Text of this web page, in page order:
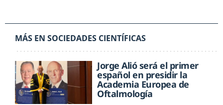
MÁS EN SOCIEDADES CIENTÍFICAS
Jorge Alió será el primer
español en presidir la
Academia Europea de
Oftalmología